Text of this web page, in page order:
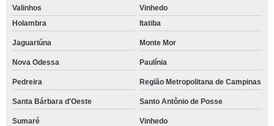
Valinhos
Vinhedo
Holambra
Itatiba
Jaguariúna Monte Mor
Nova Odessa Paulínia
Pedreira Região Metropolitana de Campinas
Santa Bárbara d'Oeste Santo Antônio de Posse
Sumaré Vinhedo